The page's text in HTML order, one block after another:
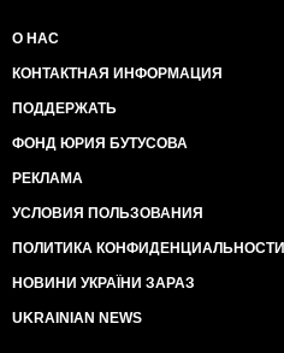
О НАС
КОНТАКТНАЯ ИНФОРМАЦИЯ
ПОДДЕРЖАТЬ
ФОНД ЮРИЯ БУТУСОВА
РЕКЛАМА
УСЛОВИЯ ПОЛЬЗОВАНИЯ
ПОЛИТИКА КОНФИДЕНЦИАЛЬНОСТИ
НОВИНИ УКРАЇНИ ЗАРАЗ
UKRAINIAN NEWS